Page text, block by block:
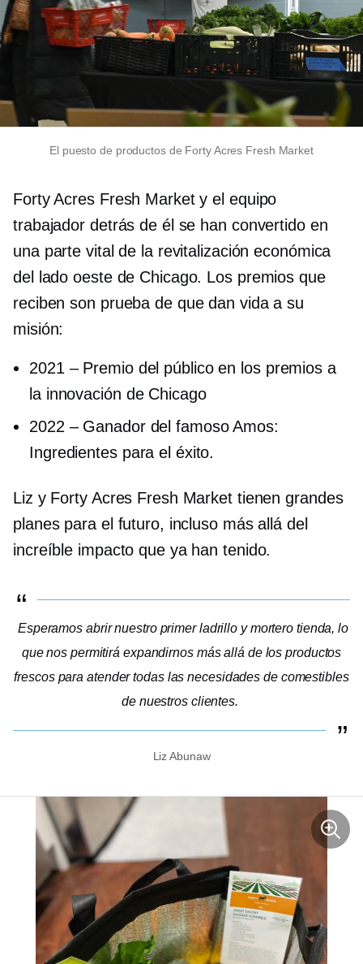
El puesto de productos de Forty Acres Fresh Market
Forty Acres Fresh Market y el equipo
trabajador detrás de él se han convertido en
una parte vital de la revitalización económica
del lado oeste de Chicago. Los premios que
reciben son prueba de que dan vida a su
misión:
2021 –Premio del público en los premios a
la innovación de Chicago
2022 –Ganador del famoso Amos:
Ingredientes para el éxito.
Liz y Forty Acres Fresh Market tienen grandes
planes para el futuro, incluso más allá del
increíble impacto que ya han tenido.
Esperamos abrir nuestro primerladrillo y mortero tienda, lo
que nos permitirá expandirnos más allá de los productos
frescos para atender todas las necesidades de comestibles
de nuestros clientes.
Liz Abunaw